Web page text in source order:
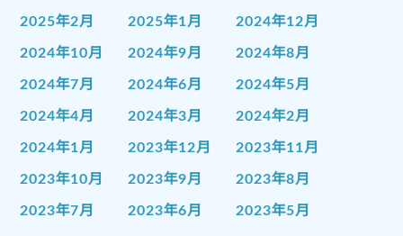
2025年2月 2025年1月 2024年12月
2024年10月 2024年9月 2024年8月
2024年7月 2024年6月 2024年5月
2024年4月 2024年3月 2024年2月
2024年1月 2023年12月 2023年11月
2023年10月 2023年9月 2023年8月
2023年7月 2023年6月 2023年5月